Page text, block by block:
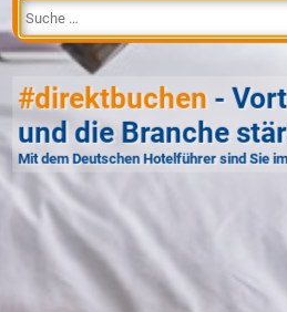
#direktbuchen -
und die Branche
Mit dem Deutschen Hotelführer sind Sie